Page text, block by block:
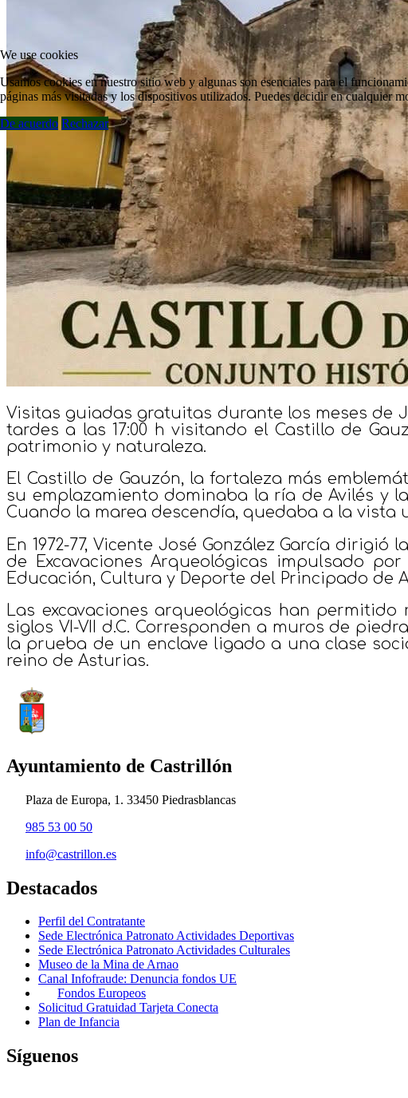
Visitas guiadas gratuitas durante los meses de
tardes a las 17:00 h visitando el Castillo de
patrimonio y naturaleza.
El Castillo de Gauzón, la fortaleza más
su emplazamiento dominaba la ría de Avilés y
Cuando la marea descendía, quedaba a la
En 1972-77, Vicente José González García
de Excavaciones Arqueológicas impulsado
Educación, Cultura y Deporte del Principado de
Las excavaciones arqueológicas han
siglos VI-VII d.C. Corresponden a muros de
la prueba de un enclave ligado a una clase
reino de Asturias.
Ayuntamiento de Castrillón
Plaza de Europa, 1. 33450 Piedrasblancas
985 53 00 50
info@castrillon.es
Destacados
Perfil del Contratante
Sede Electrónica Patronato Actividades Deportivas
Sede Electrónica Patronato Actividades Culturales
Museo de la Mina de Arnao
Canal Infofraude: Denuncia fondos UE
Fondos Europeos
Solicitud Gratuidad Tarjeta Conecta
Plan de Infancia
Síguenos
We use cookies
Usamos cookies en nuestro sitio web y algunas son esenciales para el
páginas más visitadas y los dispositivos utilizados. Puedes decidir en cualquier
De acuerdo Rechazar